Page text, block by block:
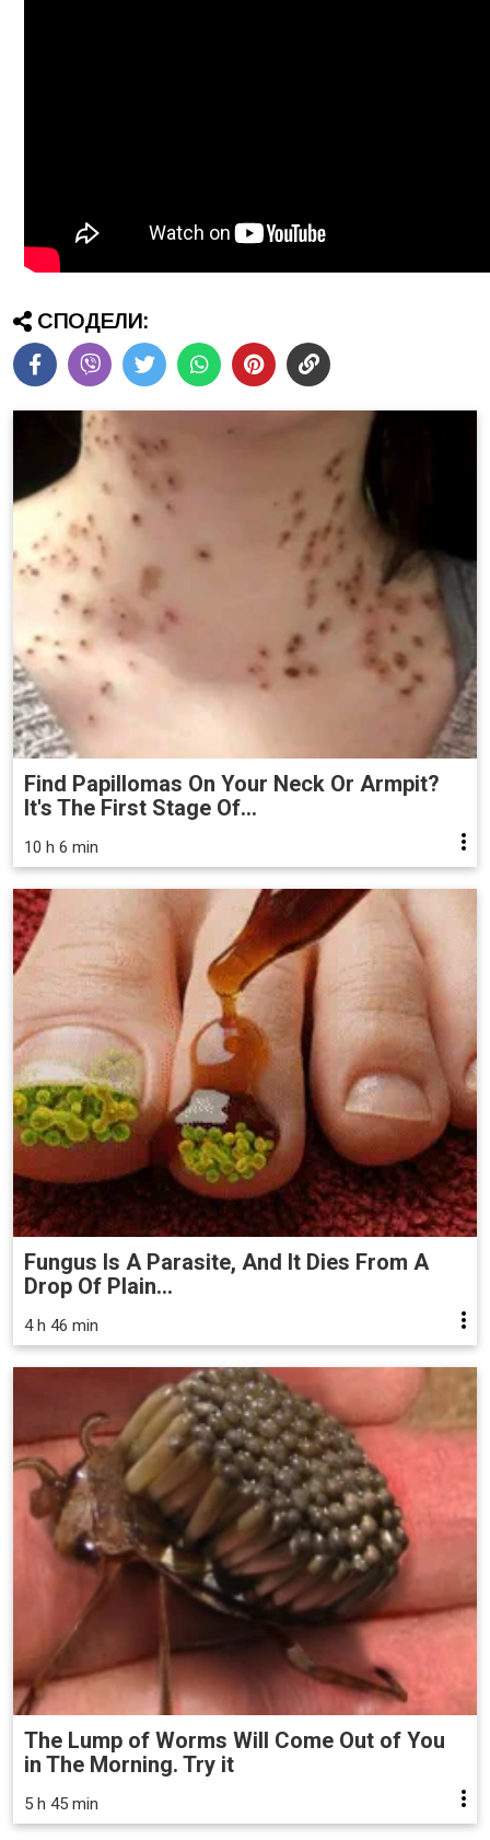
СПОДЕЛИ:
Find Papillomas On Your Neck Or Armpit?
It's The First Stage Of...
10 h 6 min
Fungus Is A Parasite, And It Dies From A
Drop Of Plain...
4 h 46 min
The Lump of Worms Will Come Out of You
in The Morning. Try it
5 h 45 min